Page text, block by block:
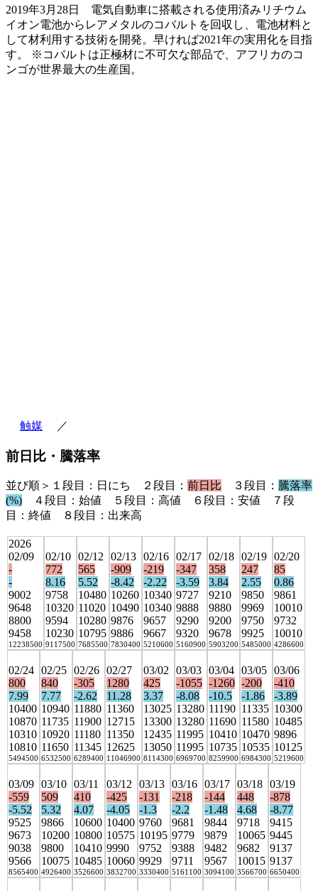
2019年3月28日 電気自動車に搭載される使用済みリチウム
イオン電池からレアメタルのコバルトを回収し、電池材料と
して材利用する技術を開発。早ければ2021年の実用化を目指
す。 ※コバルトは正極材に不可欠な部品で、アフリカのコ
ンゴが世界最大の生産国。
触媒 ／
前日比・騰落率
並び順＞１段目：日にち ２段目： 前日比 ３段目： 騰落率
(%) ４段目：始値 ５段目：高値 ６段目：安値 ７段
目：終値 ８段目：出来高
2026
02/09
-
-
9002
9648
8800
9458
12238500
02/10
772
8.16
9758
10320
9594
10230
9117500
02/12
565
5.52
10480
11020
10280
10795
7685500
02/13
-909
-8.42
10260
10490
9876
9886
7830400
02/16
-219
-2.22
10340
10340
9657
9667
5210600
02/17
-347
-3.59
9727
9888
9290
9320
5160900
02/18
358
3.84
9210
9880
9200
9678
5903200
02/19
247
2.55
9850
9969
9750
9925
5485000
02/20
85
0.86
9861
10010
9732
10010
4286600
02/24
800
7.99
10400
10870
10310
10810
5494500
02/25
840
7.77
10940
11735
10920
11650
6532500
02/26
-305
-2.62
11880
11900
11180
11345
6289400
02/27
1280
11.28
11360
12715
11350
12625
11046900
03/02
425
3.37
13025
13300
12435
13050
8114300
03/03
-1055
-8.08
13280
13280
11995
11995
6969700
03/04
-1260
-10.5
11190
11690
10410
10735
8259900
03/05
-200
-1.86
11335
11580
10470
10535
6984300
03/06
-410
-3.89
10300
10485
9896
10125
5219600
03/09
-559
-5.52
9525
9673
9038
9566
8565400
03/10
509
5.32
9866
10200
9800
10075
4926400
03/11
410
4.07
10600
10800
10410
10485
3526600
03/12
-425
-4.05
10400
10575
9990
10060
3832700
03/13
-131
-1.3
9760
10195
9752
9929
3330400
03/16
-218
-2.2
9681
9779
9388
9711
5161100
03/17
-144
-1.48
9844
9879
9482
9567
3094100
03/18
448
4.68
9718
10065
9682
10015
3566700
03/19
-878
-8.77
9415
9445
9137
9137
6650400